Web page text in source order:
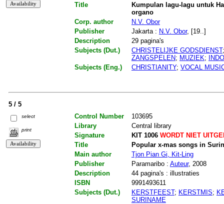
Title
Kumpulan lagu-lagu untuk
organo
Corp. author
N.V. Obor
Publisher
Jakarta : N.V. Obor, [19..]
Description
29 pagina's
Subjects (Dut.)
CHRISTELIJKE GODSDIENST
ZANGSPELEN; MUZIEK;
Subjects (Eng.)
CHRISTIANITY; VOCAL
5 / 5
select
print
Control Number
103695
Library
Central library
Signature
KIT 1006WORDT NIET
Title
Popular x-mas songs in
Main author
Tjon Pian Gi, Kit-Ling
Publisher
Paramaribo : Auteur, 2008
Description
44 pagina's : illustraties
ISBN
9991493611
Subjects (Dut.)
KERSTFEEST; KERSTMIS;
SURINAME